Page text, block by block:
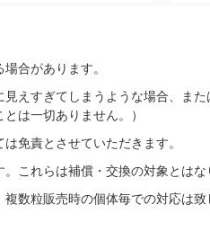
合があります。
えすぎてしまうような場合、ま
は一切ありません。）
免責とさせていただきます。
これらは補償・交換の対象とはな
数粒販売時の個体毎での対応は